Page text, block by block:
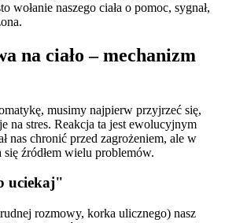
wołanie naszego ciała o pomoc, sygnał,
na ciało – mechanizm
musimy najpierw przyjrzeć się,
na stres. Reakcja ta jest ewolucyjnym
nas chronić przed zagrożeniem, ale w
się źródłem wielu problemów.
uciekaj"
rozmowy, korka ulicznego) nasz